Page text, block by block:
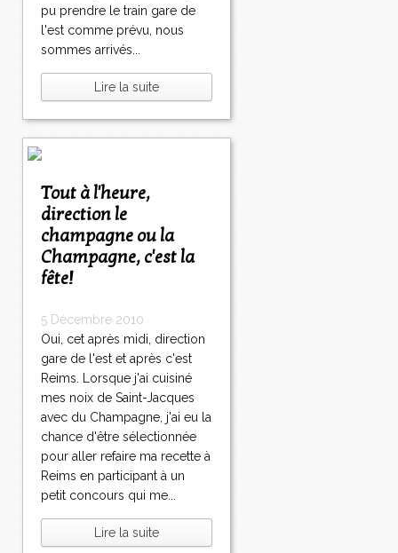
pu prendre le train gare de
l'est comme prévu, nous
sommes arrivés...
Lire la suite
Tout à l'heure,
direction le
champagne ou la
Champagne, c'est la
fête!
5 Décembre 2010
Oui, cet après midi, direction
gare de l'est et après c'est
Reims. Lorsque j'ai cuisiné
mes noix de Saint-Jacques
avec du Champagne, j'ai eu la
chance d'être sélectionnée
pour aller refaire ma recette à
Reims en participant à un
petit concours qui me...
Lire la suite